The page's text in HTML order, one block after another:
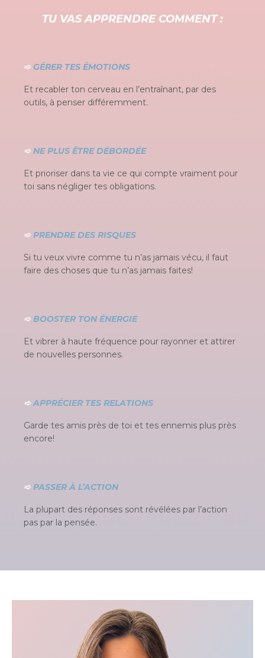
TU VAS APPRENDRE COMMENT :
➪ GÉRER TES ÉMOTIONS
Et recabler ton cerveau en l’entraînant, par des
outils, à penser différemment.
➪ NE PLUS ÊTRE DÉBORDÉE
Et prioriser dans ta vie ce qui compte vraiment pour
toi sans négliger tes obligations.
➪ PRENDRE DES RISQUES
Si tu veux vivre comme tu n’as jamais vécu, il faut
faire des choses que tu n’as jamais faites!
➪ BOOSTER TON ÉNERGIE
Et vibrer à haute fréquence pour rayonner et attirer
de nouvelles personnes.
➪ APPRÉCIER TES RELATIONS
Garde tes amis près de toi et tes ennemis plus près
encore!
➪ PASSER À L’ACTION
La plupart des réponses sont révélées par l’action
pas par la pensée.